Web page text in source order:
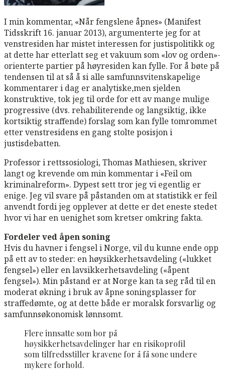
I min kommentar, «Når fengslene åpnes» (Manifest
Tidsskrift 16. januar 2013), argumenterte jeg for at
venstresiden har mistet interessen for justispolitikk og
at dette har etterlatt seg et vakuum som «lov og orden»-
orienterte partier på høyresiden kan fylle. For å bøte på
tendensen til at så å si alle samfunnsvitenskapelige
kommentarer i dag er analytiske,men sjelden
konstruktive, tok jeg til orde for ett av mange mulige
progressive (dvs. rehabiliterende og langsiktig, ikke
kortsiktig straffende) forslag som kan fylle tomrommet
etter venstresidens en gang stolte posisjon i
justisdebatten.
Professor i rettssosiologi, Thomas Mathiesen, skriver
langt og krevende om min kommentar i «Feil om
kriminalreform». Dypest sett tror jeg vi egentlig er
enige. Jeg vil svare på påstanden om at statistikk er feil
anvendt fordi jeg opplever at dette er det eneste stedet
hvor vi har en uenighet som kretser omkring fakta.
Fordeler ved åpen soning
Hvis du havner i fengsel i Norge, vil du kunne ende opp
på ett av to steder: en høysikkerhetsavdeling («lukket
fengsel») eller en lavsikkerhetsavdeling («åpent
fengsel»). Min påstand er at Norge kan ta seg råd til en
moderat økning i bruk av åpne soningsplasser for
straffedømte, og at dette både er moralsk forsvarlig og
samfunnsøkonomisk lønnsomt.
Flere innsatte som bor på
høysikkerhetsavdelinger har en risikoprofil
som tilfredsstiller kravene for å få sone undere
mykere forhold.